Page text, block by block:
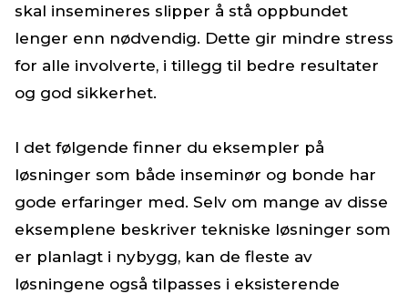
skal insemineres slipper å stå oppbundet
lenger enn nødvendig. Dette gir mindre stress
for alle involverte, i tillegg til bedre resultater
og god sikkerhet.
I det følgende finner du eksempler på
løsninger som både inseminør og bonde har
gode erfaringer med. Selv om mange av disse
eksemplene beskriver tekniske løsninger som
er planlagt i nybygg, kan de fleste av
løsningene også tilpasses i eksisterende